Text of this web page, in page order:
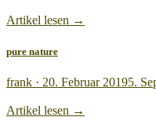
Artikel lesen →
pure nature
frank · Veröffentlicht
20. Februar 20195.
Artikel lesen →